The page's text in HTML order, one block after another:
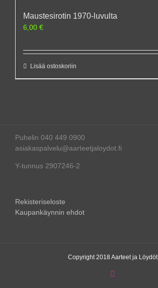
Maustesirotin 1970-luvulta
6,00 €
Lisää ostoskoriin
Puhelin 040 449 0900
asiakaspalvelu@aarteetjaloydot.fi
Y-tunnus 2907246-2
Rekisteriseloste
Kaupankäynnin ehdot
Copyright 2018 Aarteet ja Löydöt